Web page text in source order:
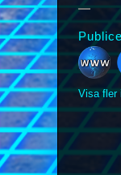
Visa fler